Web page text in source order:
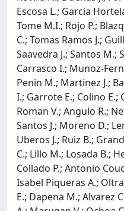
Escosa L.; Garcia
Tome M.I.; Rojo P.;
C.; Tomas Ramos J.;
Saavedra J.; Santos M.;
Carrasco I.; Munoz-
Penin M.; Martinez J.;
I.; Garrote E.; Colino E.;
Roman V.; Angulo R.;
Santos J.; Moreno D.;
Uberos J.; Ruiz B.;
C.; Lillo M.; Losada B.;
Collado P.; Antonio
Isabel Piqueras A.;
E.; Dapena M.; Alvarez